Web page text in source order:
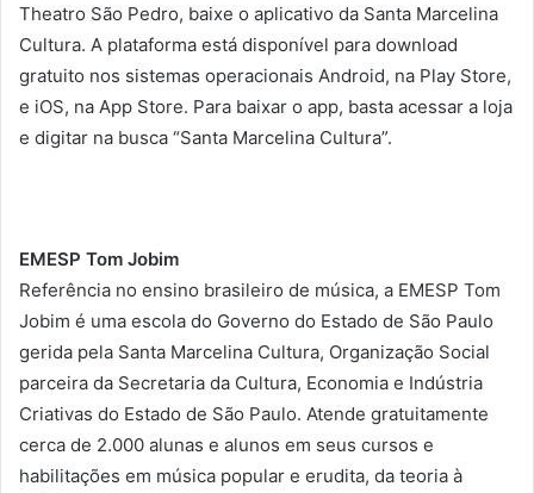
Theatro São Pedro, baixe o aplicativo da Santa Marcelina
Cultura. A plataforma está disponível para download
gratuito nos sistemas operacionais Android, na Play Store,
e iOS, na App Store. Para baixar o app, basta acessar a loja
e digitar na busca “Santa Marcelina Cultura”.
EMESP Tom Jobim
Referência no ensino brasileiro de música, a EMESP Tom
Jobim é uma escola do Governo do Estado de São Paulo
gerida pela Santa Marcelina Cultura, Organização Social
parceira da Secretaria da Cultura, Economia e Indústria
Criativas do Estado de São Paulo. Atende gratuitamente
cerca de 2.000 alunas e alunos em seus cursos e
habilitações em música popular e erudita, da teoria à